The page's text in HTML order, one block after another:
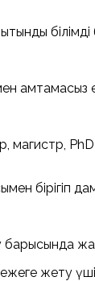
білімді
қамтамасыз
бірігіп
барысында
жету